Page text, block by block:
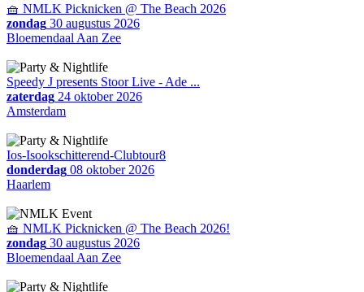
🧺 NMLK Picknicken @ The Beach 2026
zondag 30 augustus 2026
Bloemendaal Aan Zee
Speedy J presents Stoor Live - Ade ...
zaterdag 24 oktober 2026
Amsterdam
Ios-Isookschitterend-Clubtour8
donderdag 08 oktober 2026
Haarlem
🧺 NMLK Picknicken @ The Beach 2026!
zondag 30 augustus 2026
Bloemendaal Aan Zee